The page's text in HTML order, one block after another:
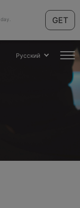
GET
Русский